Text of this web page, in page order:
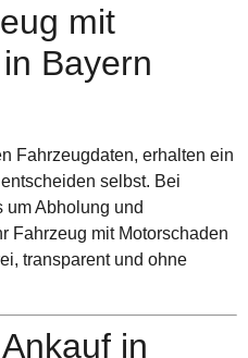
mit
Bayern
Fahrzeugdaten, erhalten ein
selbst. Bei
um Abholung und
Fahrzeug mit Motorschaden
transparent und ohne
in